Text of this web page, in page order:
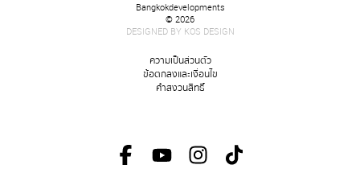
Bangkokdevelopments
© 2026
DESIGNED BY KOS DESIGN
ความเป็นส่วนตัว
ข้อตกลงและเงื่อนไข
คำสงวนสิทธิ์